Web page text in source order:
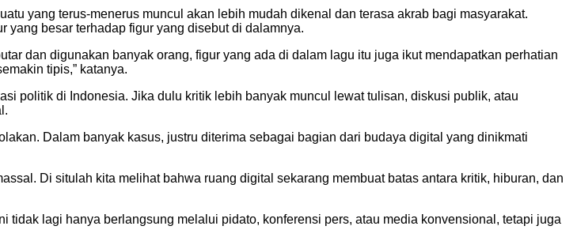
yang terus-menerus muncul akan lebih mudah dikenal dan terasa akrab bagi masyarakat.
yang besar terhadap figur yang disebut di dalamnya.
dan digunakan banyak orang, figur yang ada di dalam lagu itu juga ikut mendapatkan perhatian
tipis,” katanya.
politik di Indonesia. Jika dulu kritik lebih banyak muncul lewat tulisan, diskusi publik, atau
Dalam banyak kasus, justru diterima sebagai bagian dari budaya digital yang dinikmati
Di situlah kita melihat bahwa ruang digital sekarang membuat batas antara kritik, hiburan, dan
lagi hanya berlangsung melalui pidato, konferensi pers, atau media konvensional, tetapi juga